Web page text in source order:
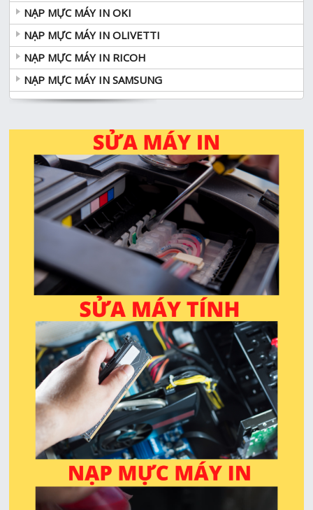
NẠP MỰC MÁY IN OKI
NẠP MỰC MÁY IN OLIVETTI
NẠP MỰC MÁY IN RICOH
NẠP MỰC MÁY IN SAMSUNG